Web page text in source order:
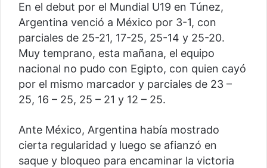
En el debut por el Mundial U19 en Túnez,
Argentina venció a México por 3-1, con
parciales de 25-21, 17-25, 25-14 y 25-20.
Muy temprano, esta mañana, el equipo
nacional no pudo con Egipto, con quien cayó
por el mismo marcador y parciales de 23 –
25, 16 – 25, 25 – 21 y 12 – 25.
Ante México, Argentina había mostrado
cierta regularidad y luego se afianzó en
saque y bloqueo para encaminar la victoria